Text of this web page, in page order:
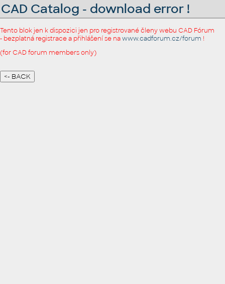
CAD Catalog - download error !
Tento blok jen k dispozici jen pro registrované členy webu CAD Fórum
- bezplatná registrace a přihlášení se nawww.cadforum.cz/forum !
(for CAD forum members only)